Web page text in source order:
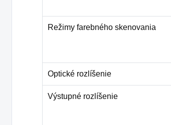
Režimy farebného skenovania
Optické rozlíšenie
Výstupné rozlíšenie